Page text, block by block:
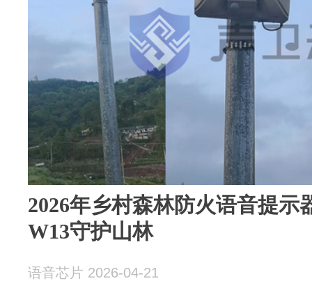
2026年乡村森林防火语音提示
W13守护山林
语音芯片 2026-04-21